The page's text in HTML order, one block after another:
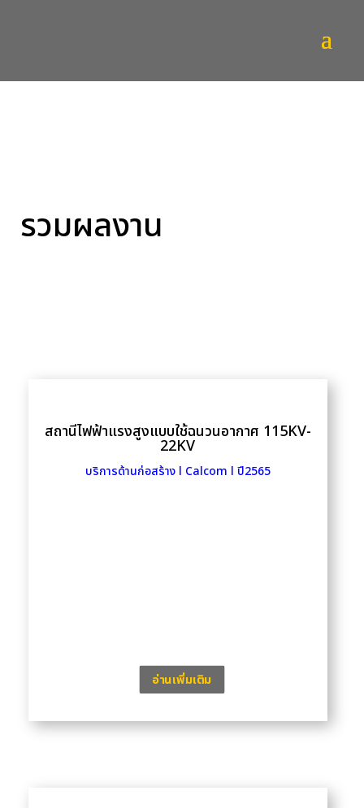
รวมผลงาน
สถานีไฟฟ้าแรงสูงแบบใช้ฉนวนอากาศ 115KV-
22KV
บริการด้านก่อสร้าง l Calcom l ปี2565
อ่านเพิ่มเติม